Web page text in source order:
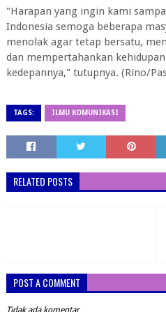
"Harapan yang ingin kami
Indonesia semoga beberapa
menolak agar tetap bersatu,
dan mempertahankan
kedepannya," tutupnya. (Rino/
TAGS: ILMU KOMUNIKASI
RELATED POSTS
POST A COMMENT
Tidak ada komentar